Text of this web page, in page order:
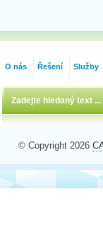
O nás Řešení Služby
© Copyright 2026